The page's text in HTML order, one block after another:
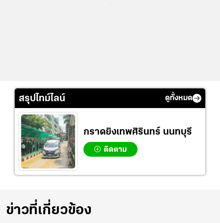
สรุปไทม์ไลน์ ดูทั้งหมด
กราดยิงเทพศิรินทร์ นนทบุรี
ติดตาม
ข่าวที่เกี่ยวข้อง